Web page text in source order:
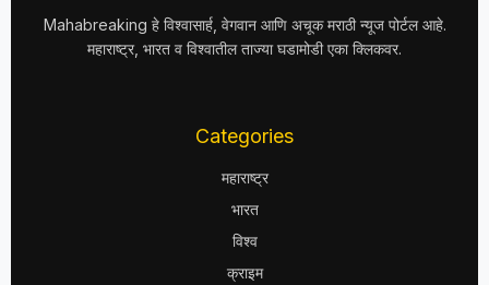
Mahabreaking हे विश्वासार्ह, वेगवान आणि अचूक मराठी न्यूज पोर्टल आहे.
महाराष्ट्र, भारत व विश्वातील ताज्या घडामोडी एका क्लिकवर.
Categories
महाराष्ट्र
भारत
विश्व
क्राइम